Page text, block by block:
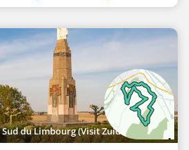
du Limbourg (Visit Zuid-Limburg)